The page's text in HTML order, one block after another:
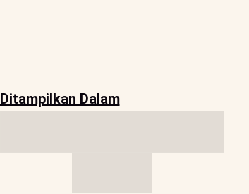
Ditampilkan Dalam